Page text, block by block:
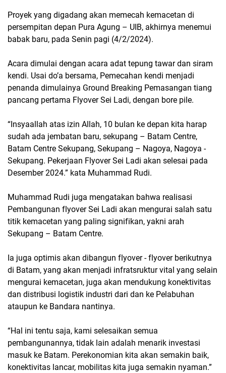
Proyek yang digadang akan memecah kemacetan di
persempitan depan Pura Agung – UIB, akhirnya menemui
babak baru, pada Senin pagi (4/2/2024).
Acara dimulai dengan acara adat tepung tawar dan siram
kendi. Usai do’a bersama, Pemecahan kendi menjadi
penanda dimulainya Ground Breaking Pemasangan tiang
pancang pertama Flyover Sei Ladi, dengan bore pile.
“Insyaallah atas izin Allah, 10 bulan ke depan kita harap
sudah ada jembatan baru, sekupang – Batam Centre,
Batam Centre Sekupang, Sekupang – Nagoya, Nagoya -
Sekupang. Pekerjaan Flyover Sei Ladi akan selesai pada
Desember 2024.” kata Muhammad Rudi.
Muhammad Rudi juga mengatakan bahwa realisasi
Pembangunan flyover Sei Ladi akan mengurai salah satu
titik kemacetan yang paling signifikan, yakni arah
Sekupang – Batam Centre.
Ia juga optimis akan dibangun flyover - flyover berikutnya
di Batam, yang akan menjadi infratsruktur vital yang selain
mengurai kemacetan, juga akan mendukung konektivitas
dan distribusi logistik industri dari dan ke Pelabuhan
ataupun ke Bandara nantinya.
“Hal ini tentu saja, kami selesaikan semua
pembangunannya, tidak lain adalah menarik investasi
masuk ke Batam. Perekonomian kita akan semakin baik,
konektivitas lancar, mobilitas kita juga semakin nyaman.”